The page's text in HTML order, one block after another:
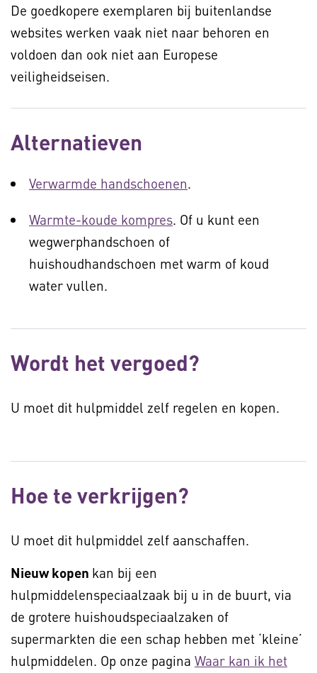
De goedkopere exemplaren bij buitenlandse
websites werken vaak niet naar behoren en
voldoen dan ook niet aan Europese
veiligheidseisen.
Alternatieven
Verwarmde handschoenen.
Warmte-koude kompres. Of u kunt een
wegwerphandschoen of
huishoudhandschoen met warm of koud
water vullen.
Wordt het vergoed?
U moet dit hulpmiddel zelf regelen en kopen.
Hoe te verkrijgen?
U moet dit hulpmiddel zelf aanschaffen.
Nieuw kopen kan bij een
hulpmiddelenspeciaalzaak bij u in de buurt, via
de grotere huishoudspeciaalzaken of
supermarkten die een schap hebben met ‘kleine’
hulpmiddelen. Op onze pagina Waar kan ik het